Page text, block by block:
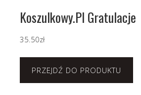
Koszulkowy.Pl Gratulacje
35.50zł
PRZEJDŹ DO PRODUKTU